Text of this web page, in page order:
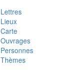
Lettres
Lieux
Carte
Ouvrages
Personnes
Thèmes